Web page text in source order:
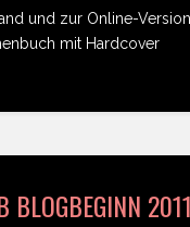
und zur Online-Version
mit Hardcover
BLOGBEGINN